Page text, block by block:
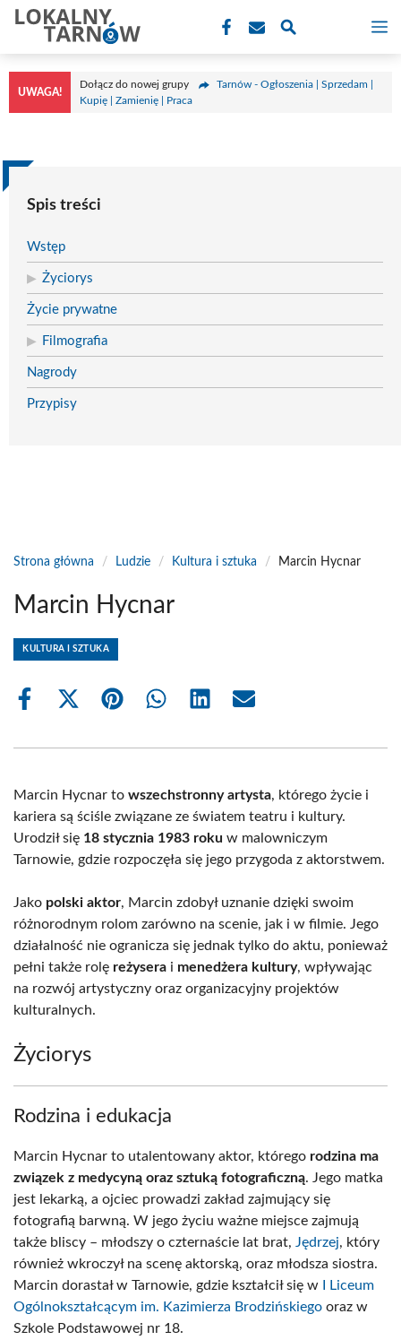
Przejdź
treści
UWAGA!
Dołącz do nowej grupy
Tarnów - Ogłoszenia | Sprzedam |
Kupię | Zamienię | Praca
Spis treści
Wstęp
Życiorys
Życie prywatne
Filmografia
Nagrody
Przypisy
Strona główna / Ludzie / Kultura i sztuka / Marcin Hycnar
Marcin Hycnar
KULTURA I SZTUKA
Share
Share
(Twitter)
Share Share Share Share
Marcin Hycnar to wszechstronny artysta, którego życie i
kariera są ściśle związane ze światem teatru i kultury.
Urodził się 18 stycznia 1983 roku w malowniczym
Tarnowie, gdzie rozpoczęła się jego przygoda z aktorstwem.
Jako polski aktor, Marcin zdobył uznanie dzięki swoim
różnorodnym rolom zarówno na scenie, jak i w filmie. Jego
działalność nie ogranicza się jednak tylko do aktu, ponieważ
pełni także rolę reżysera i menedżera kultury, wpływając
na rozwój artystyczny oraz organizacyjny projektów
kulturalnych.
Życiorys
Rodzina i edukacja
Marcin Hycnar to utalentowany aktor, którego rodzina ma
związek z medycyną oraz sztuką fotograficzną. Jego matka
jest lekarką, a ojciec prowadzi zakład zajmujący się
fotografią barwną. W jego życiu ważne miejsce zajmują
także bliscy – młodszy o czternaście lat brat, Jędrzej, który
również wkroczył na scenę aktorską, oraz młodsza siostra.
Marcin dorastał w Tarnowie, gdzie kształcił się w
I Liceum
Ogólnokształcącym im. Kazimierza Brodzińskiego oraz w
Szkole Podstawowej nr 18.